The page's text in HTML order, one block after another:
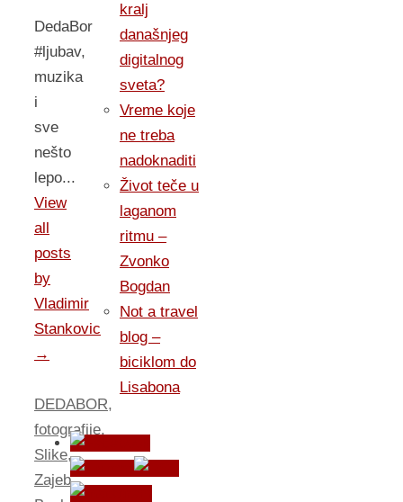
DedaBor
#ljubav,
muzika
i
sve
nešto
lepo...
View
all
posts
by
Vladimir
Stankovic
→
DEDABOR,
fotografije,
Slike,
Zajeb.
kralj
današnjeg
digitalnog
sveta?
Vreme koje
ne treba
nadoknaditi
Život teče u
laganom
ritmu –
Zvonko
Bogdan
Not a travel
blog –
biciklom do
Lisabona